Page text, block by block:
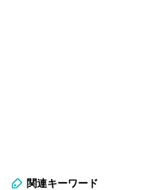
関連キーワード